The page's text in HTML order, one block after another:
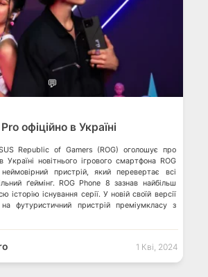
💬
офіційно в Україні
Republic of Gamers (ROG) оголошує про
новітнього ігрового смартфона ROG
пристрій, який перевертає всі
ґеймінг. ROG Phone 8 зазнав найбільш
історію існування серії. У новій своїй версії
футуристичний пристрій преміумкласу з
1 Кві, 2024